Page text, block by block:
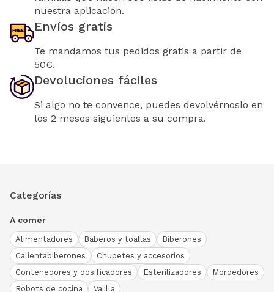
nuestra aplicación.
Envíos gratis
Te mandamos tus pedidos gratis a partir de
50€.
Devoluciones fáciles
Si algo no te convence, puedes devolvérnoslo en
los 2 meses siguientes a su compra.
Categorías
A comer
Alimentadores Baberos y toallas
Biberones
Calientabiberones
Chupetes y accesorios
Contenedores y dosificadores
Esterilizadores
Mordedores
Robots de cocina
Vajilla